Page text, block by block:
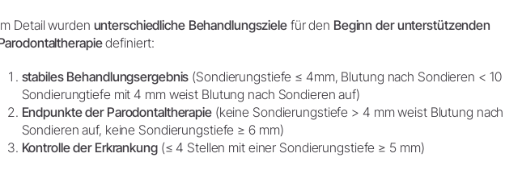
Detail wurden unterschiedliche Behandlungszielefür den Beginn der unterstützenden
definiert:
stabiles Behandlungsergebnis (Sondierungstiefe ≤ 4mm, Blutung nach Sondieren < 10
Sondierungtiefe mit 4 mm weist Blutung nach Sondieren auf)
Endpunkte der Parodontaltherapie(keine Sondierungstiefe > 4 mm weist Blutung nach
Sondieren auf, keine Sondierungstiefe ≥ 6 mm)
Kontrolle der Erkrankung(≤ 4 Stellen mit einer Sondierungstiefe ≥ 5 mm)